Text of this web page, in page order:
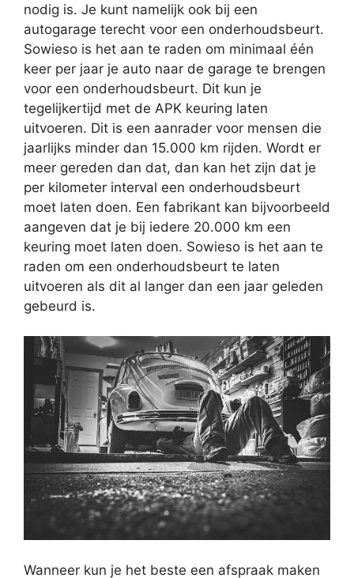
nodig is. Je kunt namelijk ook bij een
autogarage terecht voor een onderhoudsbeurt.
Sowieso is het aan te raden om minimaal één
keer per jaar je auto naar de garage te brengen
voor een onderhoudsbeurt. Dit kun je
tegelijkertijd met de APK keuring laten
uitvoeren. Dit is een aanrader voor mensen die
jaarlijks minder dan 15.000 km rijden. Wordt er
meer gereden dan dat, dan kan het zijn dat je
per kilometer interval een onderhoudsbeurt
moet laten doen. Een fabrikant kan bijvoorbeeld
aangeven dat je bij iedere 20.000 km een
keuring moet laten doen. Sowieso is het aan te
raden om een onderhoudsbeurt te laten
uitvoeren als dit al langer dan een jaar geleden
gebeurd is.
Wanneer kun je het beste een afspraak maken